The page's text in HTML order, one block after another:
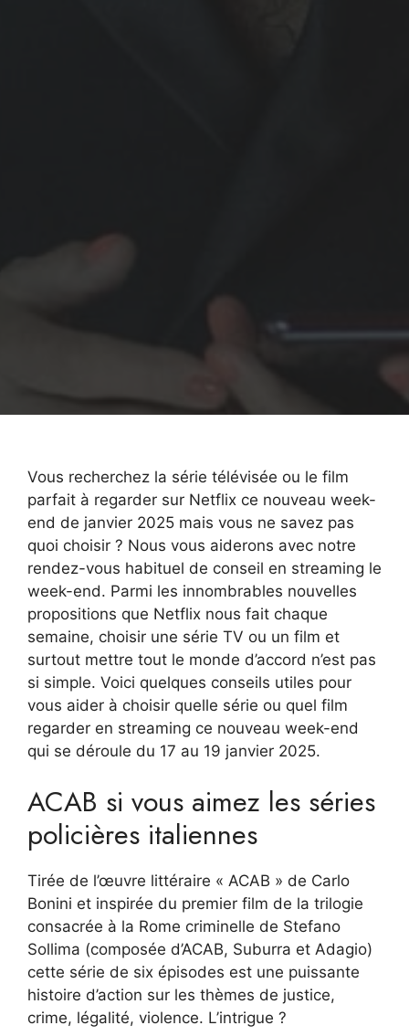
Vous recherchez la série télévisée ou le film
parfait à regarder sur Netflix ce nouveau week-
end de janvier 2025 mais vous ne savez pas
quoi choisir ? Nous vous aiderons avec notre
rendez-vous habituel de conseil en streaming le
week-end. Parmi les innombrables nouvelles
propositions que Netflix nous fait chaque
semaine, choisir une série TV ou un film et
surtout mettre tout le monde d’accord n’est pas
si simple. Voici quelques conseils utiles pour
vous aider à choisir quelle série ou quel film
regarder en streaming ce nouveau week-end
qui se déroule du 17 au 19 janvier 2025.
ACAB si vous aimez les séries
policières italiennes
Tirée de l’œuvre littéraire « ACAB » de Carlo
Bonini et inspirée du premier film de la trilogie
consacrée à la Rome criminelle de Stefano
Sollima (composée d’ACAB, Suburra et Adagio)
cette série de six épisodes est une puissante
histoire d’action sur les thèmes de justice,
crime, légalité, violence. L’intrigue ?